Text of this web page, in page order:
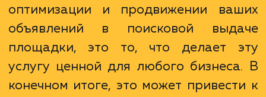
Понимание того, что
Авито — это не только о